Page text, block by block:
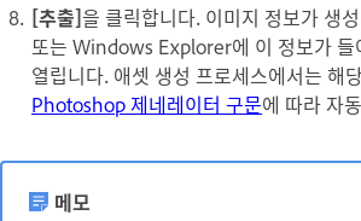
[추출]을 클릭합니다. 이미지 정보가 생
또는 Windows Explorer에 이 정보가 들
열립니다. 애셋 생성 프로세스에서는 해
Photoshop 제네레이터 구문에 따라 자
메모